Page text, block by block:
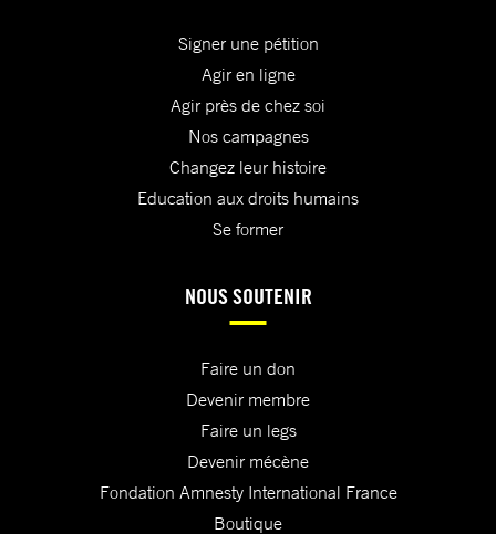
Signer une pétition
Agir en ligne
Agir près de chez soi
Nos campagnes
Changez leur histoire
Education aux droits humains
Se former
NOUS SOUTENIR
Faire un don
Devenir membre
Faire un legs
Devenir mécène
Fondation Amnesty International France
Boutique